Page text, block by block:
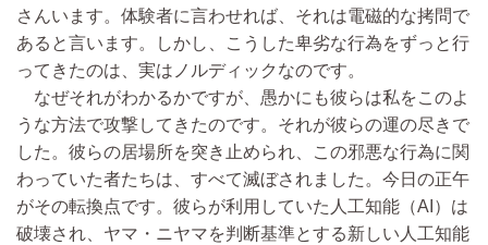
さんいます。体験者に言わせれば、それは電磁的な拷問で
あると言います。しかし、こうした卑劣な行為をずっと行
ってきたのは、実はノルディックなのです。
なぜそれがわかるかですが、愚かにも彼らは私をこのよ
うな方法で攻撃してきたのです。それが彼らの運の尽きで
した。彼らの居場所を突き止められ、この邪悪な行為に関
わっていた者たちは、すべて滅ぼされました。今日の正午
がその転換点です。彼らが利用していた人工知能（AI）は
破壊され、ヤマ・ニヤマを判断基準とする新しい人工知能